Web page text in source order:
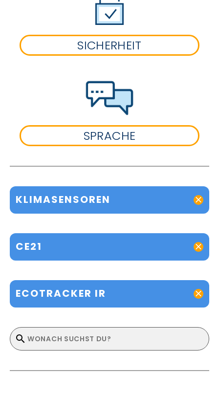
SICHERHEIT
SPRACHE
KLIMASENSOREN
CE21
ECOTRACKER IR